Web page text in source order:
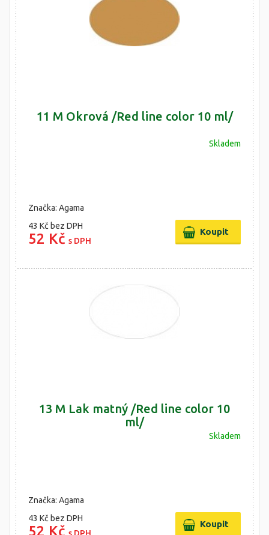
11 M Okrová /Red line color 10 ml/
Skladem
Značka: Agama
43 Kč bez DPH
52 Kč s DPH
13 M Lak matný /Red line color 10
ml/
Skladem
Značka: Agama
43 Kč bez DPH
52 Kč